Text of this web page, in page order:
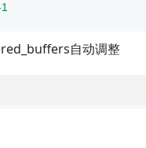
自动调整